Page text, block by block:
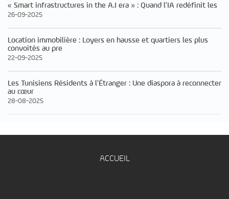
« Smart infrastructures in the A.I era » : Quand l’IA redéfinit les
26-09-2025
Location immobilière : Loyers en hausse et quartiers les plus
convoités au pre
22-09-2025
Les Tunisiens Résidents à l’Étranger : Une diaspora à reconnecter
au cœur
28-08-2025
ACCUEIL